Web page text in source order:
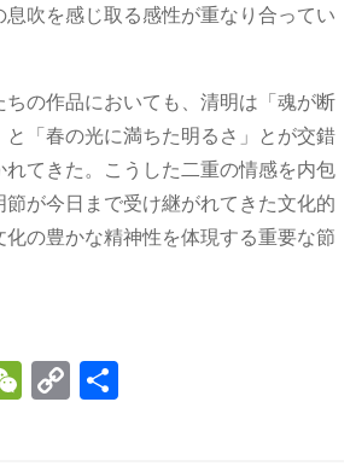
吹を感じ取る感性が重なり合ってい
ちの作品においても、清明は「魂が断
「春の光に満ちた明るさ」とが交錯
てきた。こうした二重の情感を内包
が今日まで受け継がれてきた文化的
の豊かな精神性を体現する重要な節
W
e
C
o